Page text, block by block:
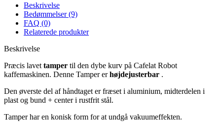
Beskrivelse
Bedømmelser (9)
FAQ (0)
Relaterede produkter
Beskrivelse
Præcis lavet tamper til den dybe kurv på Cafelat Robot
kaffemaskinen. Denne Tamper erhøjdejusterbar .
Den øverste del af håndtaget er fræset i aluminium, midterdelen i
plast og bund + center i rustfrit stål.
Tamper har en konisk form for at undgå vakuumeffekten.